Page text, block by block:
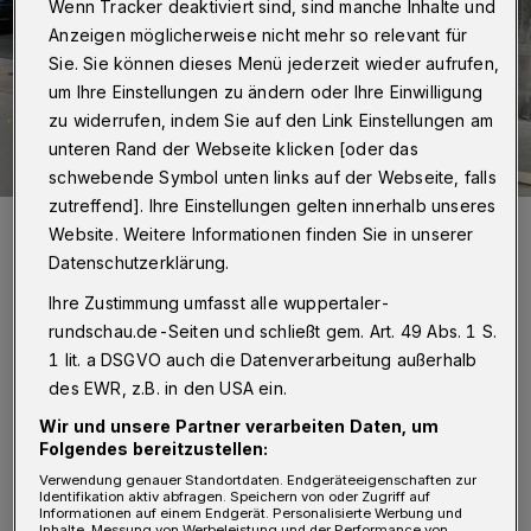
Glücklicherweise wurde niemand verletzt.
Foto: Christoph Petersen
D er Fahrer war aus noch ungeklärter
Ursache mit seinem Pkw nach links von
der Straße geraten. Der Wagen überfuhr
zunächst einen Poller, der den Bürgersteig von
Wenn Tracker deaktiviert sind, sind manche Inhalte und
Anzeigen möglicherweise nicht mehr so relevant für
Sie. Sie können dieses Menü jederzeit wieder aufrufen,
um Ihre Einstellungen zu ändern oder Ihre Einwilligung
zu widerrufen, indem Sie auf den Link Einstellungen am
unteren Rand der Webseite klicken [oder das
schwebende Symbol unten links auf der Webseite, falls
zutreffend]. Ihre Einstellungen gelten innerhalb unseres
Website. Weitere Informationen finden Sie in unserer
Datenschutzerklärung.
Ihre Zustimmung umfasst alle wuppertaler-
rundschau.de-Seiten und schließt gem. Art. 49 Abs. 1 S.
1 lit. a DSGVO auch die Datenverarbeitung außerhalb
des EWR, z.B. in den USA ein.
Wir und unsere Partner verarbeiten Daten, um
Folgendes bereitzustellen:
Verwendung genauer Standortdaten. Endgeräteeigenschaften zur
Identifikation aktiv abfragen. Speichern von oder Zugriff auf
Informationen auf einem Endgerät. Personalisierte Werbung und